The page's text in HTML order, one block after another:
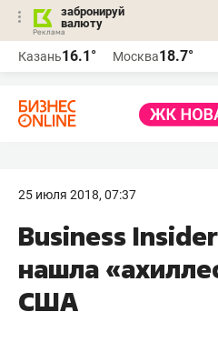
забронируй
валюту
Казань16.1° Москва18.7°
25 июля 2018, 07:37
Business
нашла
США